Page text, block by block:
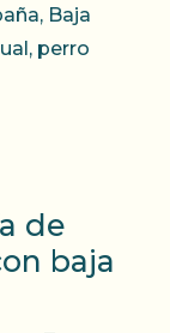
, Baja
, perro
de
baja